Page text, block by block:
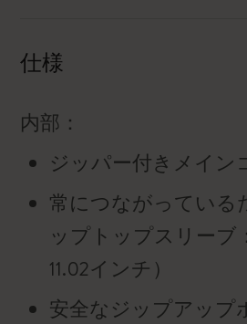
仕様
内部：
ジッパー付きメイン
常につながっている
ップトップスリーブ
11.02インチ）
安全なジップアップ